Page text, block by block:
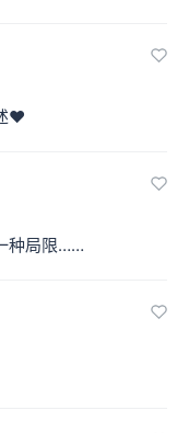
❤️
种局限……